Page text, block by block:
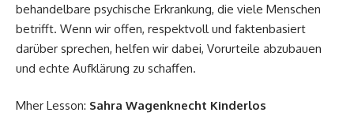
behandelbare psychische Erkrankung, die viele Menschen
betrifft. Wenn wir offen, respektvoll und faktenbasiert
darüber sprechen, helfen wir dabei, Vorurteile abzubauen
und echte Aufklärung zu schaffen.
Mher Lesson: Sahra Wagenknecht Kinderlos